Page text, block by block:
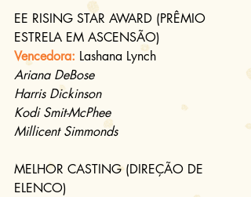
EE RISING STAR AWARD (PRÊMIO
ESTRELA EM ASCENSÃO)
Vencedora: Lashana Lynch
Ariana DeBose
Harris Dickinson
Kodi Smit-McPhee
Millicent Simmonds
MELHOR CASTING (DIREÇÃO DE
ELENCO)